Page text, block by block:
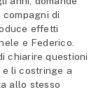
di
effetti
e Federico.
chiarire questioni
e li costringe a
allo stesso